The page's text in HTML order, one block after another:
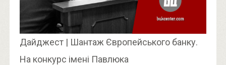
Дайджест | Шантаж Європейського банку.
На конкурс імені Павлюка